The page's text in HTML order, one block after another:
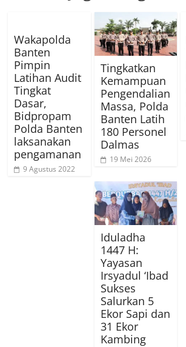
Wakapolda
Banten
Pimpin
Latihan Audit
Tingkat
Dasar,
Bidpropam
Polda Banten
laksanakan
pengamanan
9 Agustus 2022
Tingkatkan
Kemampuan
Pengendalian
Massa, Polda
Banten Latih
180 Personel
Dalmas
19 Mei 2026
Iduladha
1447 H:
Yayasan
Irsyadul ‘Ibad
Sukses
Salurkan 5
Ekor Sapi dan
31 Ekor
Kambing